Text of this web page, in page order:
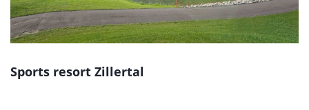
Sports resort Zillertal